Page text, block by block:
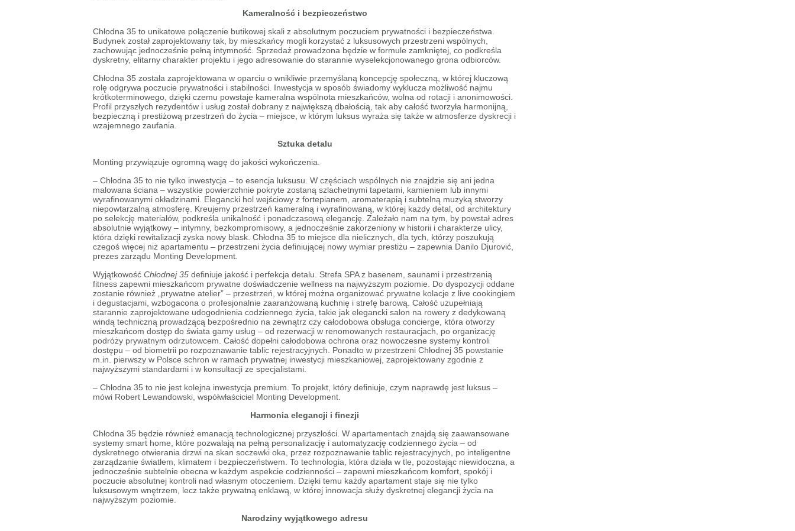
Kameralność i bezpieczeństwo
Chłodna 35 to unikatowe połączenie butikowej skali z absolutnym poczuciem prywatności i bezpieczeństwa.
Budynek został zaprojektowany tak, by mieszkańcy mogli korzystać z luksusowych przestrzeni wspólnych,
zachowując jednocześnie pełną intymność. Sprzedaż prowadzona będzie w formule zamkniętej, co podkreśla
dyskretny, elitarny charakter projektu i jego adresowanie do starannie wyselekcjonowanego grona odbiorców.
Chłodna 35 została zaprojektowana w oparciu o wnikliwie przemyślaną koncepcję społeczną, w której kluczową
rolę odgrywa poczucie prywatności i stabilności. Inwestycja w sposób świadomy wyklucza możliwość najmu
krótkoterminowego, dzięki czemu powstaje kameralna wspólnota mieszkańców, wolna od rotacji i anonimowości.
Profil przyszłych rezydentów i usług został dobrany z największą dbałością, tak aby całość tworzyła harmonijną,
bezpieczną i prestiżową przestrzeń do życia – miejsce, w którym luksus wyraża się także w atmosferze dyskrecji i
wzajemnego zaufania.
Sztuka detalu
Monting przywiązuje ogromną wagę do jakości wykończenia.
– Chłodna 35 to nie tylko inwestycja – to esencja luksusu. W częściach wspólnych nie znajdzie się ani jedna
malowana ściana – wszystkie powierzchnie pokryte zostaną szlachetnymi tapetami, kamieniem lub innymi
wyrafinowanymi okładzinami. Elegancki hol wejściowy z fortepianem, aromaterapią i subtelną muzyką stworzy
niepowtarzalną atmosferę. Kreujemy przestrzeń kameralną i wyrafinowaną, w której każdy detal, od architektury
po selekcję materiałów, podkreśla unikalność i ponadczasową elegancję. Zależało nam na tym, by powstał adres
absolutnie wyjątkowy – intymny, bezkompromisowy, a jednocześnie zakorzeniony w historii i charakterze ulicy,
która dzięki rewitalizacji zyska nowy blask. Chłodna 35 to miejsce dla nielicznych, dla tych, którzy poszukują
czegoś więcej niż apartamentu – przestrzeni życia definiującej nowy wymiar prestiżu – zapewnia Danilo Djurović,
prezes zarządu Monting Development
Wyjątkowość Chłodnej 35 definiuje jakość i perfekcja detalu. Strefa SPA z basenem, saunami i przestrzenią
fitness zapewni mieszkańcom prywatne doświadczenie wellness na najwyższym poziomie. Do dyspozycji oddane
zostanie również „prywatne atelier” – przestrzeń, w której można organizować prywatne kolacje z live cookingiem
i degustacjami, wzbogacona o profesjonalnie zaaranżowaną kuchnię i strefę barową. Całość uzupełniają
starannie zaprojektowane udogodnienia codziennego życia, takie jak elegancki salon na rowery z dedykowaną
windą techniczną prowadzącą bezpośrednio na zewnątrz czy całodobowa obsługa concierge, która otworzy
mieszkańcom dostęp do świata gamy usług – od rezerwacji w renomowanych restauracjach, po organizację
podróży prywatnym odrzutowcem. Całość dopełni całodobowa ochrona oraz nowoczesne systemy kontroli
dostępu – od biometrii po rozpoznawanie tablic rejestracyjnych. Ponadto w przestrzeni Chłodnej 35 powstanie
m.in. pierwszy w Polsce schron w ramach prywatnej inwestycji mieszkaniowej, zaprojektowany zgodnie z
najwyższymi standardami i w konsultacji ze specjalistami.
– Chłodna 35 to nie jest kolejna inwestycja premium. To projekt, który definiuje, czym naprawdę jest luksus –
mówi Robert Lewandowski, współwłaściciel Monting Development.
Harmonia elegancji i finezji
Chłodna 35 będzie również emanacją technologicznej przyszłości. W apartamentach znajdą się zaawansowane
systemy smart home, które pozwalają na pełną personalizację i automatyzację codziennego życia – od
dyskretnego otwierania drzwi na skan soczewki oka, przez rozpoznawanie tablic rejestracyjnych, po inteligentne
zarządzanie światłem, klimatem i bezpieczeństwem. To technologia, która działa w tle, pozostając niewidoczna, a
jednocześnie subtelnie obecna w każdym aspekcie codzienności – zapewni mieszkańcom komfort, spokój i
poczucie absolutnej kontroli nad własnym otoczeniem. Dzięki temu każdy apartament staje się nie tylko
luksusowym wnętrzem, lecz także prywatną enklawą, w której innowacja służy dyskretnej elegancji życia na
najwyższym poziomie.
Narodziny wyjątkowego adresu